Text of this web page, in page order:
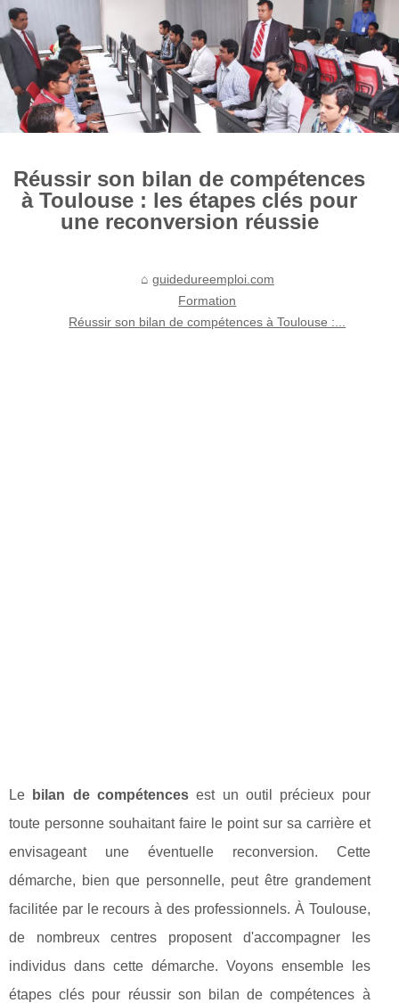
Réussir son bilan de compétences
à Toulouse : les étapes clés pour
une reconversion réussie
guidedureemploi.com
Formation
Réussir son bilan de compétences à Toulouse :...
Le bilan de compétencesest un outil précieux pour
toute personne souhaitant faire le point sur sa carrière et
envisageant une éventuelle reconversion. Cette
démarche, bien que personnelle, peut être grandement
facilitée par le recours à des professionnels. À Toulouse,
de nombreux centres proposent d'accompagner les
individus dans cette démarche. Voyons ensemble les
étapes clés pour réussir son bilan de compétences à